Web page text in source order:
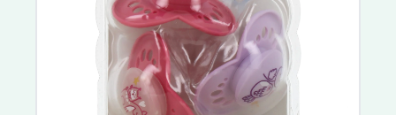
CED Cosmetics
Audispray
Céru
Physiologica
Respimer